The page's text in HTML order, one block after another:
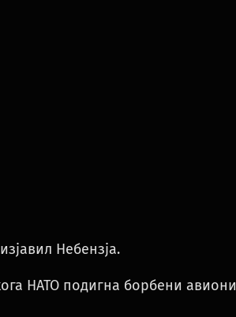
Небензја.
НАТО подигна борбени авиони